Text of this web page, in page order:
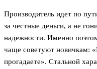
Производитель идет по
за честные деньги, а не
надежности. Именно
чаще советуют новичкам:
прогадаете». Стальной